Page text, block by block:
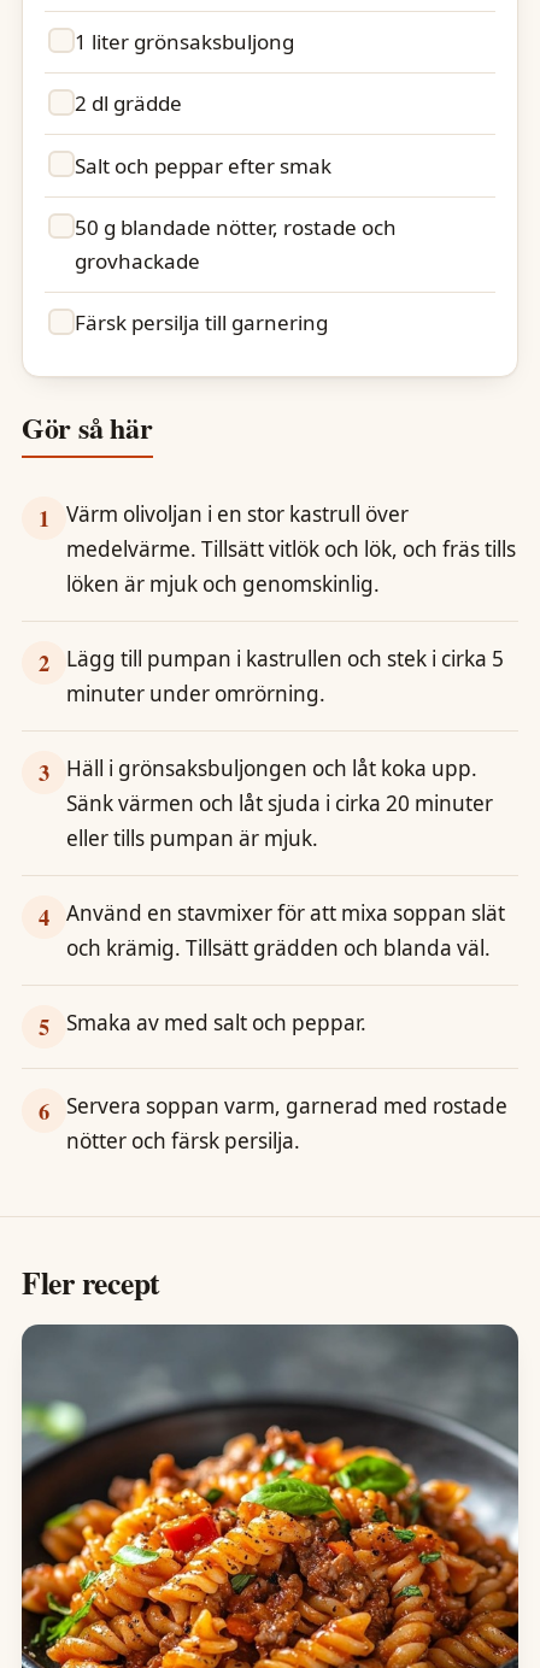
1 liter grönsaksbuljong
2 dl grädde
Salt och peppar efter smak
50 g blandade nötter, rostade och
grovhackade
Färsk persilja till garnering
Gör så här
1
Värm olivoljan i en stor kastrull över
medelvärme. Tillsätt vitlök och lök, och fräs tills
löken är mjuk och genomskinlig.
2
Lägg till pumpan i kastrullen och stek i cirka 5
minuter under omrörning.
3
Häll i grönsaksbuljongen och låt koka upp.
Sänk värmen och låt sjuda i cirka 20 minuter
eller tills pumpan är mjuk.
4
Använd en stavmixer för att mixa soppan slät
och krämig. Tillsätt grädden och blanda väl.
5 Smaka av med salt och peppar.
6
Servera soppan varm, garnerad med rostade
nötter och färsk persilja.
Fler recept